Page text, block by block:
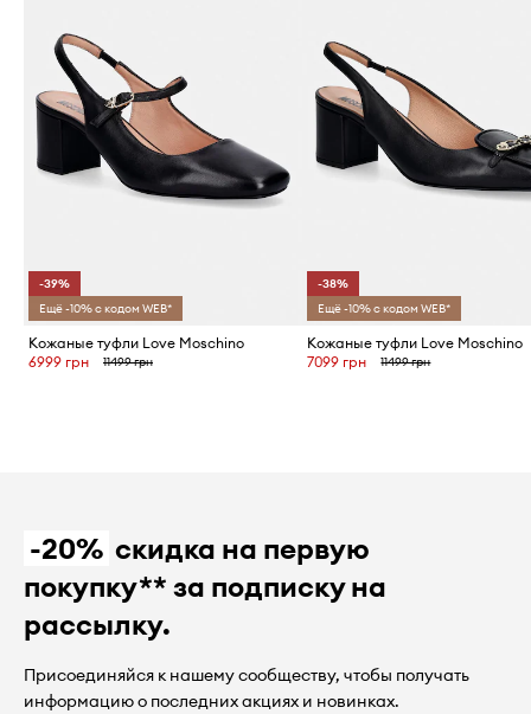
-39%
Ещё -10% с кодом WEB*
Кожаные туфли Love Moschino
6999 грн
11499 грн
-38%
Ещё -10% с кодом WEB*
Кожаные туфли Love Moschino
7099 грн
11499 грн
-20% скидка на первую
покупку** за подписку на
рассылку.
Присоединяйся к нашему сообществу, чтобы получать
информацию о последних акциях и новинках.